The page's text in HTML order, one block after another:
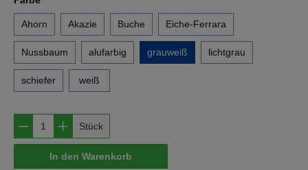
Ahorn Akazie Buche Eiche-Ferrara
Nussbaum alufarbig grauweiß lichtgrau
schiefer weiß
Produkt Anzahl: Gib den gewünschten
Stück
In den Warenkorb